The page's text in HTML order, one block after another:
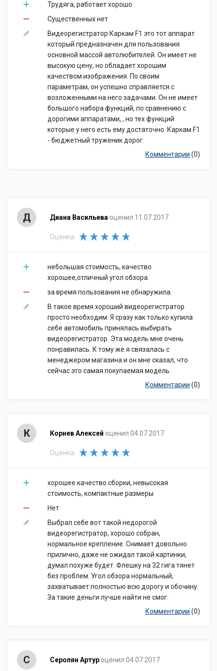
Трудяга, работает хорошо
Существенных нет
Видеорегистратор Каркам F1 это тот аппарат
который предназначен для пользования
основной массой автолюбителей. Он имеет не
высокую цену, но обладает хорошим
качеством изображения. По своим
параметрам, он успешно справляется с
возложенными на него задачами. Он не имеет
большого набора функций, по сравнению с
дорогими аппаратами, , но тех функций
которые у него есть ему достаточно. Каркам F1
- бюджетный труженик дорог.
Комментарии (0)
Д Диана Васильева оценил 11.07.2017
Оценка:
небольшая стоимость, качество
хорошее,отличный угол обзора.
за время пользования не обнаружила.
В такое время хороший видеорегистратор
просто необходим. Я сразу как только купила
себе автомобиль принялась выбирать
видеорегистратор. Эта модель мне очень
понравилась. К тому же я связалась с
менеджером магазина и он мне сказал, что
сейчас это самая покупаемая модель.
Комментарии (0)
К Корнев Алексей оценил 04.07.2017
Оценка:
хорошее качество сборки, невысокая
стоимость, компактные размеры
Нет
Выбрал себе вот такой недорогой
видеорегистратор, хорошо собран,
нормальное крепление. Снимает довольно
прилично, даже не ожидал такой картинки,
думал похуже будет. Флешку на 32 гига тянет
без проблем. Угол обзора нормальный,
захватывает полностью всю дорогу и обочину.
За такие деньги лучше найти не смог.
Комментарии (0)
С Серопян Артур оценил 04.07.2017